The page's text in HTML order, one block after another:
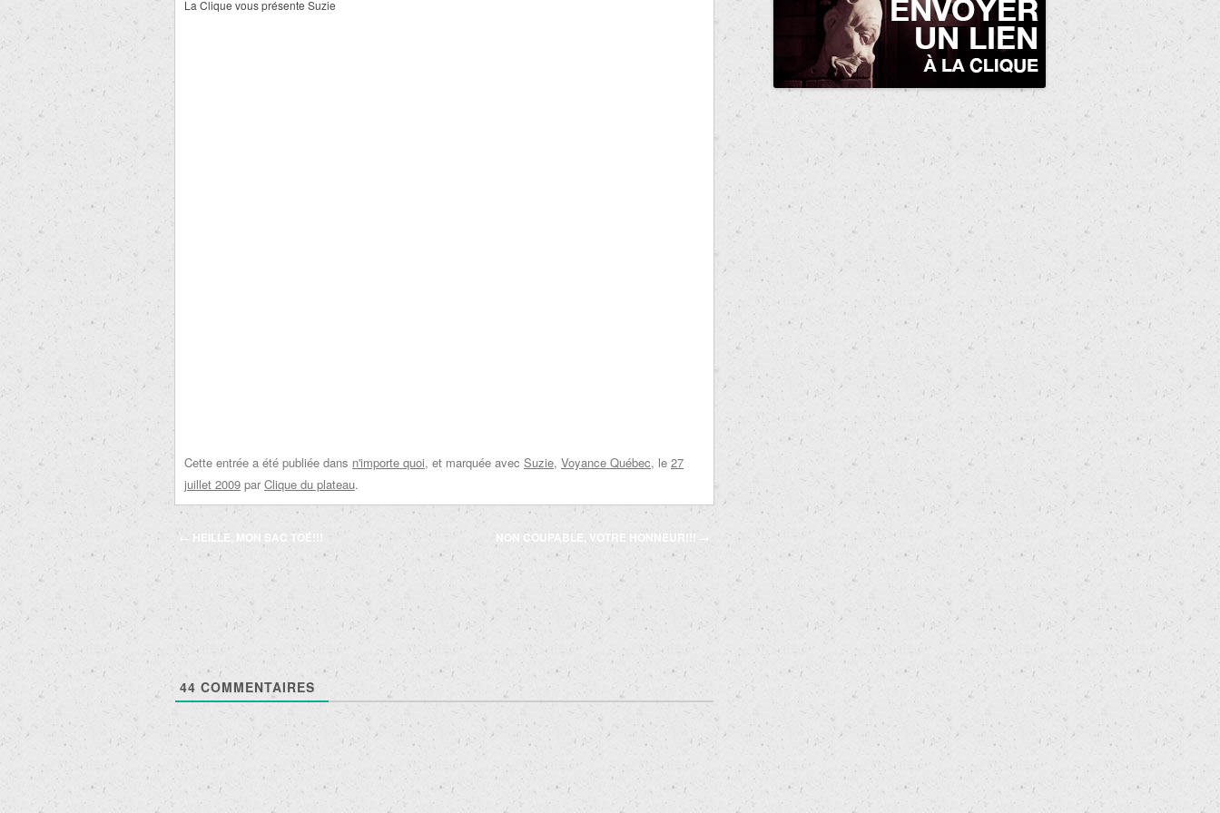
La Clique vous présente Suzie
Cette entrée a été publiée dans n'importe quoi, et marquée avec Suzie, Voyance Québec, le 27
juillet 2009 par Clique du plateau.
Navigation
des
← HEILLE, MON SAC TOÉ!!! NON COUPABLE, VOTRE HONNEUR!!! →
44 COMMENTAIRES